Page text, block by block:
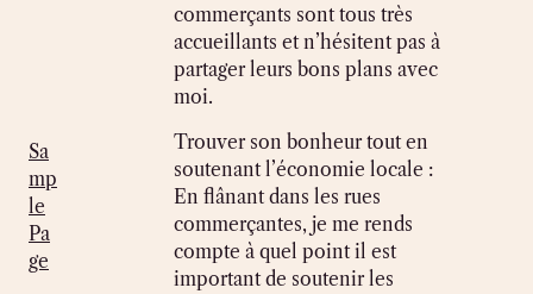
Sa
mp
le
Pa
ge
commerçants sont tous très
accueillants et n’hésitent pas à
partager leurs bons plans avec
moi.
Trouver son bonheur tout en
soutenant l’économie locale :
En flânant dans les rues
commerçantes, je me rends
compte à quel point il est
important de soutenir les